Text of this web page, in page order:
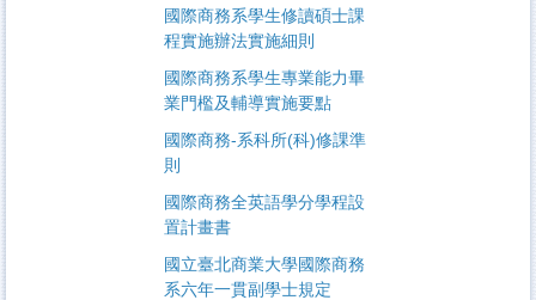
國際商務系學生修讀碩士課
程實施辦法實施細則
國際商務系學生專業能力畢
業門檻及輔導實施要點
國際商務-系科所(科)修課準
則
國際商務全英語學分學程設
置計畫書
國立臺北商業大學國際商務
系六年一貫副學士規定